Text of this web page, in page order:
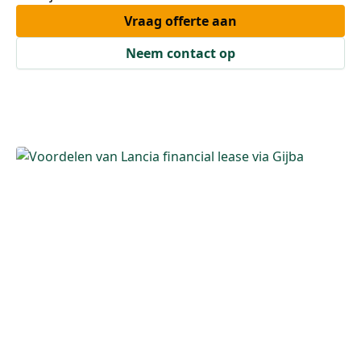
Vraag offerte aan
Neem contact op